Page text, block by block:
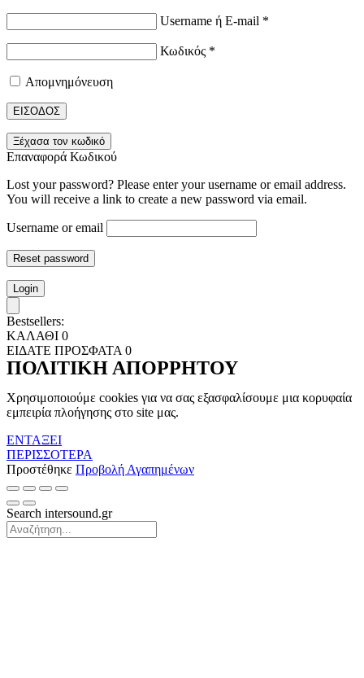
Username ή E-mail *
Κωδικός *
Απομνημόνευση
ΕΙΣΟΔΟΣ
Ξέχασα τον κωδικό
Επαναφορά Κωδικού
Lost your password? Please enter your username or email address.
You will receive a link to create a new password via email.
Username or email
Reset password
Login
Bestsellers:
ΚΑΛΑΘΙ 0
ΕΙΔΑΤΕ ΠΡΟΣΦΑΤΑ 0
ΠΟΛΙΤΙΚΗ ΑΠΟΡΡΗΤΟΥ
Χρησιμοποιούμε cookies για να σας εξασφαλίσουμε μια κορυφαία
εμπειρία πλοήγησης στο site μας.
ΕΝΤΑΞΕΙ
ΠΕΡΙΣΣΟΤΕΡΑ
Προστέθηκε Προβολή Αγαπημένων
Search intersound.gr